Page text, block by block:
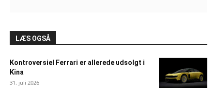
LÆS OGSÅ
Kontroversiel Ferrari er allerede udsolgt i
Kina
31. juli 2026